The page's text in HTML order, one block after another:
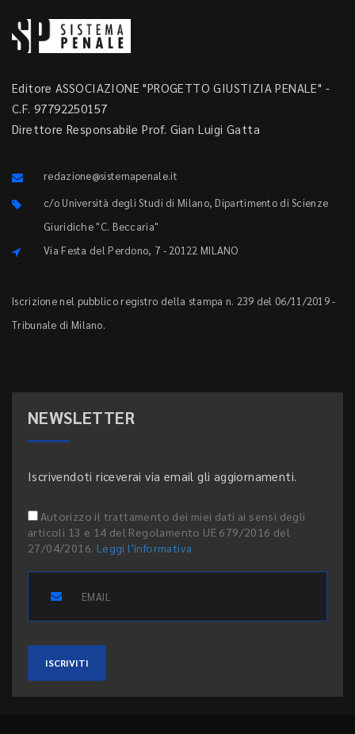
Editore ASSOCIAZIONE "PROGETTO GIUSTIZIA PENALE" -
C.F. 97792250157
Direttore Responsabile Prof. Gian Luigi Gatta
redazione@sistemapenale.it
c/o Università degli Studi di Milano, Dipartimento di Scienze
Giuridiche "C. Beccaria"
Via Festa del Perdono, 7 - 20122 MILANO
Iscrizione nel pubblico registro della stampa n. 239 del 06/11/2019 -
Tribunale di Milano.
NEWSLETTER
Iscrivendoti riceverai via email gli aggiornamenti.
Autorizzo il trattamento dei miei dati ai sensi degli
articoli 13 e 14 del Regolamento UE 679/2016 del
27/04/2016. Leggi l'informativa
ISCRIVITI